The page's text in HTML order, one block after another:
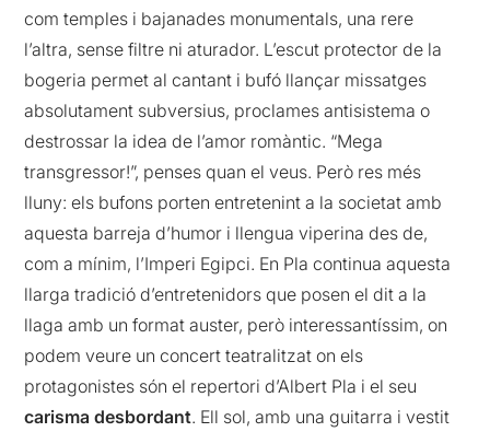
com temples i bajanades monumentals, una rere
l’altra, sense filtre ni aturador. L’escut protector de la
bogeria permet al cantant i bufó llançar missatges
absolutament subversius, proclames antisistema o
destrossar la idea de l’amor romàntic. “Mega
transgressor!”, penses quan el veus. Però res més
lluny: els bufons porten entretenint a la societat amb
aquesta barreja d’humor i llengua viperina des de,
com a mínim, l’Imperi Egipci. En Pla continua aquesta
llarga tradició d’entretenidors que posen el dit a la
llaga amb un format auster, però interessantíssim, on
podem veure un concert teatralitzat on els
protagonistes són el repertori d’Albert Pla i el seu
carisma desbordant. Ell sol, amb una guitarra i vestit